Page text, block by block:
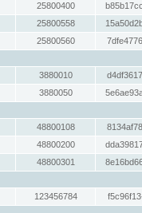
25800400
25800558
25800560
3880010
3880050
48800108
48800200
48800301
123456784